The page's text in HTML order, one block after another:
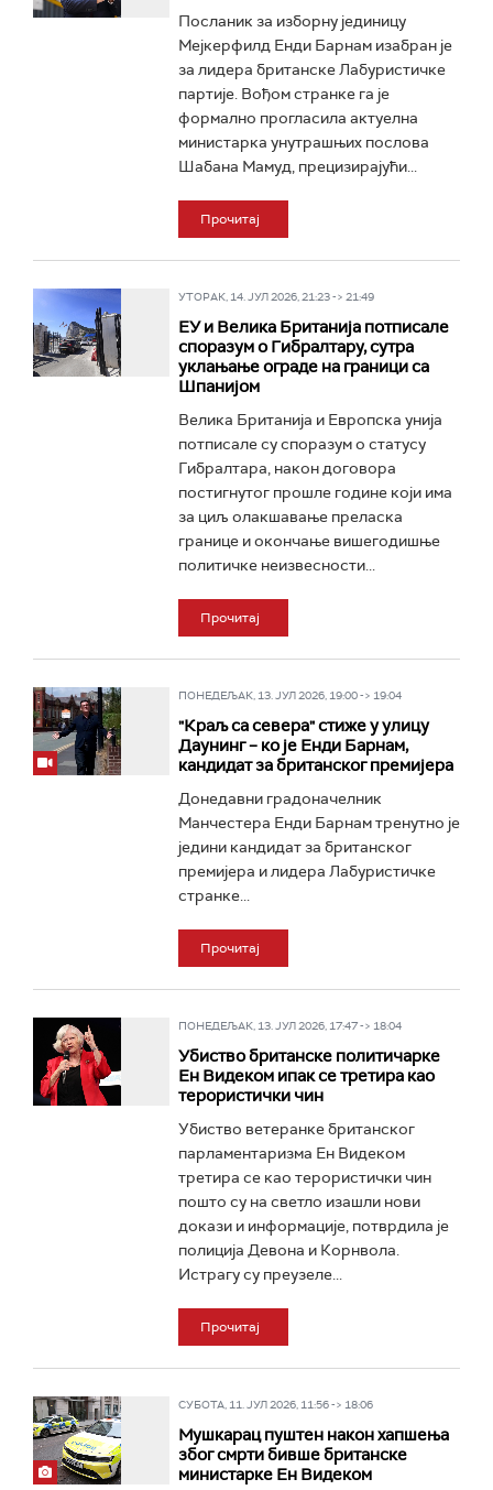
Посланик за изборну јединицу
Мејкерфилд Енди Барнам изабран је
за лидера британске Лабуристичке
партије. Вођом странке га је
формално прогласила актуелна
министарка унутрашњих послова
Шабана Мамуд, прецизирајући...
Прочитај
УТОРАК, 14. ЈУЛ 2026, 21:23 -> 21:49
ЕУ и Велика Британија потписале
споразум о Гибралтару, сутра
уклањање ограде на граници са
Шпанијом
Велика Британија и Европска унија
потписале су споразум о статусу
Гибралтара, након договора
постигнутог прошле године који има
за циљ олакшавање преласка
границе и окончање вишегодишње
политичке неизвесности...
Прочитај
ПОНЕДЕЉАК, 13. ЈУЛ 2026, 19:00 -> 19:04
"Краљ са севера" стиже у улицу
Даунинг – ко је Енди Барнам,
кандидат за британског премијера
Донедавни градоначелник
Манчестера Енди Барнам тренутно је
једини кандидат за британског
премијера и лидера Лабуристичке
странке...
Прочитај
ПОНЕДЕЉАК, 13. ЈУЛ 2026, 17:47 -> 18:04
Убиство британске политичарке
Ен Видеком ипак се третира као
терористички чин
Убиство ветеранке британског
парламентаризма Ен Видеком
третира се као терористички чин
пошто су на светло изашли нови
докази и информације, потврдила је
полиција Девона и Корнвола.
Истрагу су преузеле...
Прочитај
СУБОТА, 11. ЈУЛ 2026, 11:56 -> 18:06
Мушкарац пуштен након хапшења
због смрти бивше британске
министарке Ен Видеком